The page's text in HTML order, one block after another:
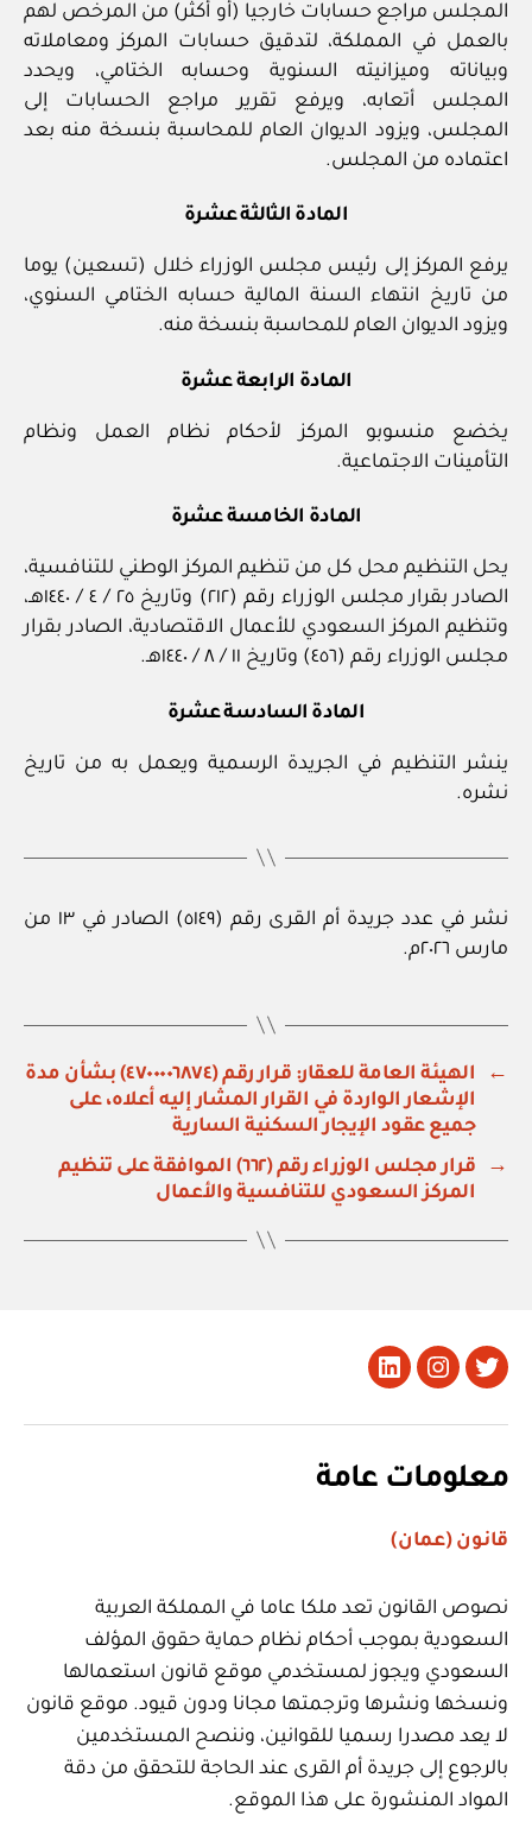
المجلس مراجع حسابات خارجيا (أو أكثر) من المرخص لهم
بالعمل في المملكة، لتدقيق حسابات المركز ومعاملاته
وبياناته وميزانيته السنوية وحسابه الختامي، ويحدد
المجلس أتعابه، ويرفع تقرير مراجع الحسابات إلى
المجلس، ويزود الديوان العام للمحاسبة بنسخة منه بعد
اعتماده من المجلس.
المادة الثالثة عشرة
يرفع المركز إلى رئيس مجلس الوزراء خلال (تسعين) يوما
من تاريخ انتهاء السنة المالية حسابه الختامي السنوي،
ويزود الديوان العام للمحاسبة بنسخة منه.
المادة الرابعة عشرة
يخضع منسوبو المركز لأحكام نظام العمل ونظام
التأمينات الاجتماعية.
المادة الخامسة عشرة
يحل التنظيم محل كل من تنظيم المركز الوطني للتنافسية،
الصادر بقرار مجلس الوزراء رقم (٢١٢) وتاريخ ٢٥ / ٤ / ١٤٤٠هـ،
وتنظيم المركز السعودي للأعمال الاقتصادية، الصادر بقرار
مجلس الوزراء رقم (٤٥٦) وتاريخ ١١ / ٨ / ١٤٤٠هـ.
المادة السادسة عشرة
ينشر التنظيم في الجريدة الرسمية ويعمل به من تاريخ
نشره.
نشر في عدد جريدة أم القرى رقم (٥١٤٩) الصادر في ١٣ من
مارس ٢٠٢٦م.
←
الهيئة العامة للعقار: قرار رقم (٤٧٠٠٠٠٦٨٧٤) بشأن مدة
الإشعار الواردة في القرار المشار إليه أعلاه، على
جميع عقود الإيجار السكنية السارية
→
قرار مجلس الوزراء رقم (٦٦٢) الموافقة على تنظيم
المركز السعودي للتنافسية والأعمال
تويتر Instagram
LinkedIn
معلومات عامة
قانون (عمان)
نصوص القانون تعد ملكا عاما في المملكة العربية
السعودية بموجب أحكام نظام حماية حقوق المؤلف
السعودي ويجوز لمستخدمي موقع قانون استعمالها
ونسخها ونشرها وترجمتها مجانا ودون قيود. موقع قانون
لا يعد مصدرا رسميا للقوانين، وننصح المستخدمين
بالرجوع إلى جريدة أم القرى عند الحاجة للتحقق من دقة
المواد المنشورة على هذا الموقع.